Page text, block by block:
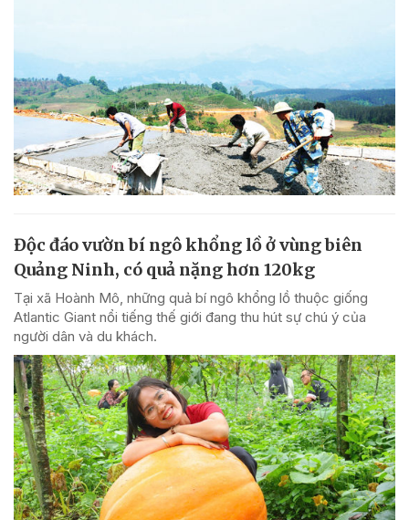
Độc đáo vườn bí ngô khổng lồ ở vùng biên
Quảng Ninh, có quả nặng hơn 120kg
Tại xã Hoành Mô, những quả bí ngô khổng lồ thuộc giống
Atlantic Giant nổi tiếng thế giới đang thu hút sự chú ý của
người dân và du khách.